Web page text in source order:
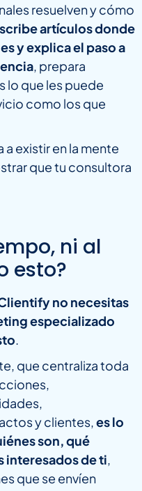
resuelven y cómo
artículos donde
y explica el paso a
, prepara
lo que les puede
como los que
existir en la mente
que tu consultora
ni al
esto?
no necesitas
especializado
.
que centraliza toda
y clientes,es lo
son, qué
interesados de ti,
que se envíen